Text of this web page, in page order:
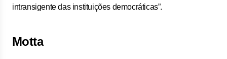
intransigente das instituições democráticas”.
Motta